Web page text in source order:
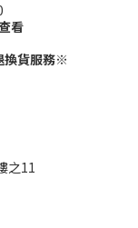
看
換貨服務※
之11